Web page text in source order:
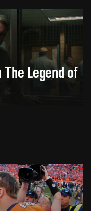
Legend of